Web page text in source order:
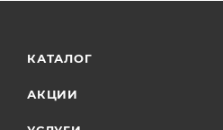
КАТАЛОГ
АКЦИИ